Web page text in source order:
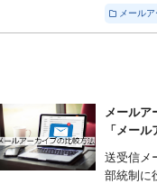
メール
メールア
「メー
送受信メ
部統制に